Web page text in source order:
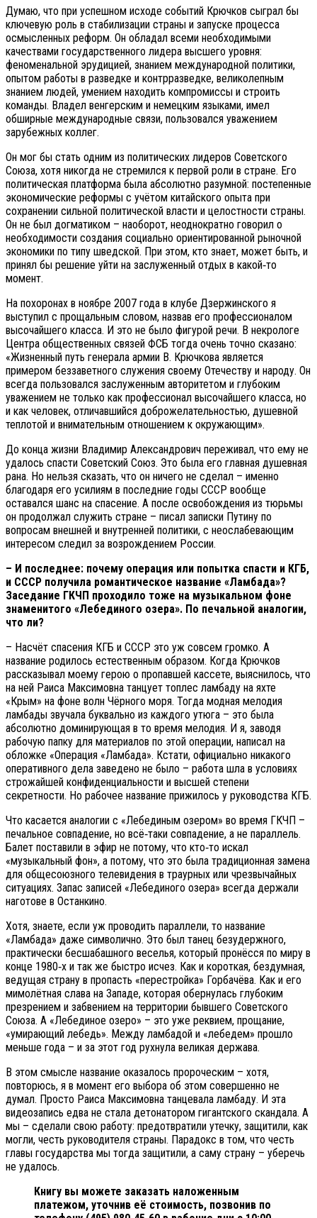
Думаю, что при успешном исходе событий Крючков сыграл бы
ключевую роль в стабилизации страны и запуске процесса
осмысленных реформ. Он обладал всеми необходимыми
качествами государственного лидера высшего уровня:
феноменальной эрудицией, знанием международной политики,
опытом работы в разведке и контрразведке, великолепным
знанием людей, умением находить компромиссы и строить
команды. Владел венгерским и немецким языками, имел
обширные международные связи, пользовался уважением
зарубежных коллег.
Он мог бы стать одним из политических лидеров Советского
Союза, хотя никогда не стремился к первой роли в стране. Его
политическая платформа была абсолютно разумной: постепенные
экономические реформы с учётом китайского опыта при
сохранении сильной политической власти и целостности страны.
Он не был догматиком – наоборот, неоднократно говорил о
необходимости создания социально ориентированной рыночной
экономики по типу шведской. При этом, кто знает, может быть, и
принял бы решение уйти на заслуженный отдых в какой‑то
момент.
На похоронах в ноябре 2007 года в клубе Дзержинского я
выступил с прощальным словом, назвав его профессионалом
высочайшего класса. И это не было фигурой речи. В некрологе
Центра общественных связей ФСБ тогда очень точно сказано:
«Жизненный путь генерала армии В. Крючкова является
примером беззаветного служения своему Отечеству и народу. Он
всегда пользовался заслуженным авторитетом и глубоким
уважением не только как профессионал высочайшего класса, но
и как человек, отличавшийся доброжелательностью, душевной
теплотой и внимательным отношением к окружающим».
До конца жизни Владимир Александрович переживал, что ему не
удалось спасти Советский Союз. Это была его главная душевная
рана. Но нельзя сказать, что он ничего не сделал – именно
благодаря его усилиям в последние годы СССР вообще
оставался шанс на спасение. А после освобождения из тюрьмы
он продолжал служить стране – писал записки Путину по
вопросам внешней и внутренней политики, с неослабевающим
интересом следил за возрождением России.
– И последнее: почему операция или попытка спасти и КГБ,
и СССР получила романтическое название «Ламбада»?
Заседание ГКЧП проходило тоже на музыкальном фоне
знаменитого «Лебединого озера». По печальной аналогии,
что ли?
– Насчёт спасения КГБ и СССР это уж совсем громко. А
название родилось естественным образом. Когда Крючков
рассказывал моему герою о пропавшей кассете, выяснилось, что
на ней Раиса Максимовна танцует топлес ламбаду на яхте
«Крым» на фоне волн Чёрного моря. Тогда модная мелодия
ламбады звучала буквально из каждого утюга – это была
абсолютно доминирующая в то время мелодия. И я, заводя
рабочую папку для материалов по этой операции, написал на
обложке «Операция «Ламбада». Кстати, официально никакого
оперативного дела заведено не было – работа шла в условиях
строжайшей конфиденциальности и высшей степени
секретности. Но рабочее название прижилось у руководства КГБ.
Что касается аналогии с «Лебединым озером» во время ГКЧП –
печальное совпадение, но всё‑таки совпадение, а не параллель.
Балет поставили в эфир не потому, что кто‑то искал
«музыкальный фон», а потому, что это была традиционная замена
для общесоюзного телевидения в траурных или чрезвычайных
ситуациях. Запас записей «Лебединого озера» всегда держали
наготове в Останкино.
Хотя, знаете, если уж проводить параллели, то название
«Ламбада» даже символично. Это был танец безудержного,
практически бесшабашного веселья, который пронёсся по миру в
конце 1980‑х и так же быстро исчез. Как и короткая, бездумная,
ведущая страну в пропасть «перестройка» Горбачёва. Как и его
мимолётная слава на Западе, которая обернулась глубоким
презрением и забвением на территории бывшего Советского
Союза. А «Лебединое озеро» – это уже реквием, прощание,
«умирающий лебедь». Между ламбадой и «лебедем» прошло
меньше года – и за этот год рухнула великая держава.
В этом смысле название оказалось пророческим – хотя,
повторюсь, я в момент его выбора об этом совершенно не
думал. Просто Раиса Максимовна танцевала ламбаду. И эта
видеозапись едва не стала детонатором гигантского скандала. А
мы – сделали свою работу: предотвратили утечку, защитили, как
могли, честь руководителя страны. Парадокс в том, что честь
главы государства мы тогда защитили, а саму страну – уберечь
не удалось.
Книгу вы можете заказать наложенным
платежом, уточнив её стоимость, позвонив по